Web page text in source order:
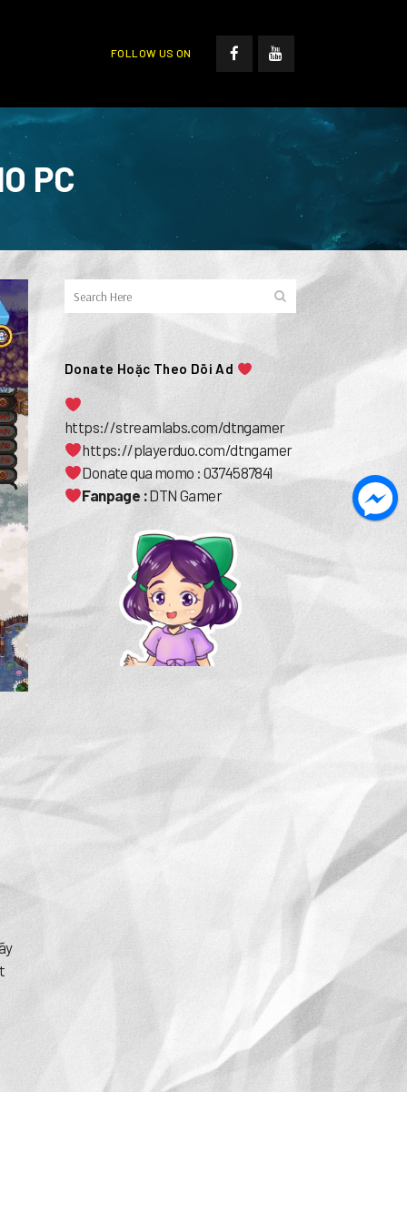
FOLLOW US ON
PC
Donate Hoặc Theo Dõi Ad
https://streamlabs.com/dtngamer
https://playerduo.com/dtngamer
Donate qua momo : 0374587841
Fanpage :DTN Gamer